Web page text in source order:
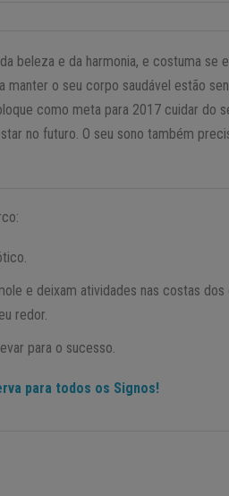
beleza e da harmonia, e costuma se
manter o seu corpo saudável estão
como meta para 2017 cuidar do
no futuro. O seu sono também
e deixam atividades nas costas dos
redor.
para o sucesso.
para todos os Signos!